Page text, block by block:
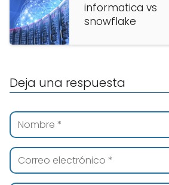
informatica vs
snowflake
Deja una respuesta